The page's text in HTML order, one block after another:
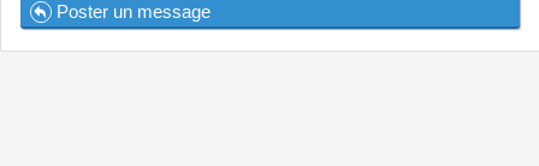
Poster un message